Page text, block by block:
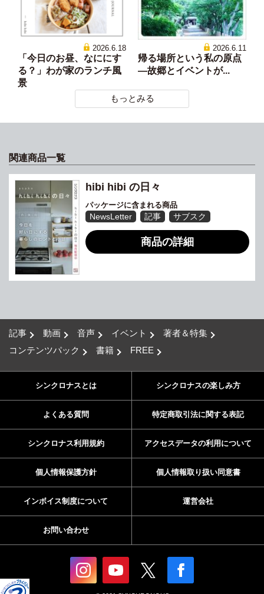
2026.6.18
「今日のお昼、なににす
る？」わが家のランチ風
景
2026.6.11
帰る場所という私の原点
―故郷とイベントが...
もっとみる
関連商品一覧
hibi hibi の日々
パッケージに含まれる商品
NewsLetter 記事 サブスク
商品の詳細
記事 動画 音声 イベント
著者＆特集
コンテンツパック
書籍 FREE
シンクロナスとは シンクロナスの楽しみ方
よくある質問 特定商取引法に関する表記
シンクロナス利用規約 アクセスデータの利用について
個人情報保護方針 個人情報取り扱い同意書
インボイス制度について 運営会社
お問い合わせ